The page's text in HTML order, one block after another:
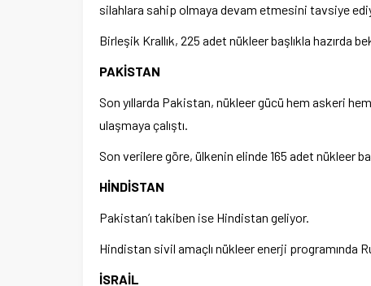
silahlara sahip olmaya devam etmesini tavsiye
Birleşik Krallık, 225 adet nükleer başlıkla hazırda
PAKİSTAN
Son yıllarda Pakistan, nükleer gücü hem askeri
ulaşmaya çalıştı.
Son verilere göre, ülkenin elinde 165 adet nükleer
HİNDİSTAN
Pakistan’ı takiben ise Hindistan geliyor.
Hindistan sivil amaçlı nükleer enerji programında
İSRAİL